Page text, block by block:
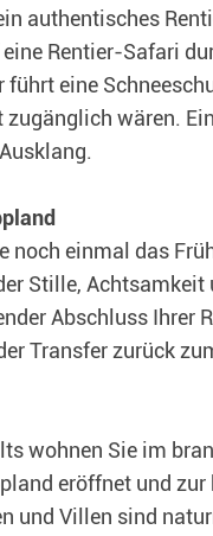
authentisches
Rentier-Safari
eine
wären.
noch einmal das
Stille,
Abschluss
Transfer zurück
wohnen Sie im
eröffnet und
und Villen sind